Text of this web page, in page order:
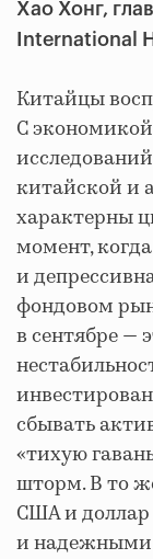
Хао Хонг,
International
Китайцы
С
китайской и
характерны
момент,
и
фондовом
в сентябре —
сбывать
«тихую
шторм. В то
США и
и надежными